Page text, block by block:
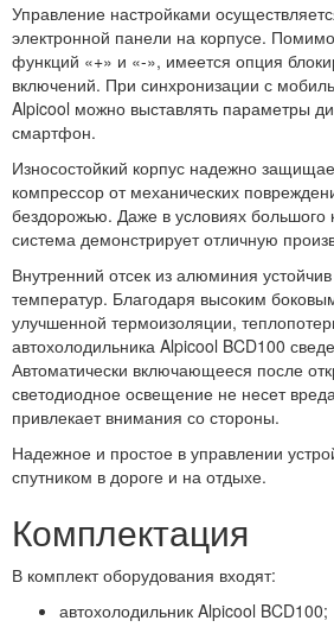
Управление настройками
электронной панели на корпусе.
функций «+» и «-», имеется опция
включений. При синхронизации с
Alpicool можно выставлять параметры
смартфон.
Износостойкий корпус надежно
компрессор от механических
бездорожью. Даже в условиях большого
система демонстрирует отличную
Внутренний отсек из алюминия
температур. Благодаря высоким
улучшенной термоизоляции,
автохолодильника Alpicool BCD100
Автоматически включающееся после
светодиодное освещение не несет
привлекает внимания со стороны.
Надежное и простое в управлении
спутником в дороге и на отдыхе.
Комплектация
В комплект оборудования входят:
автохолодильник Alpicool BCD100;